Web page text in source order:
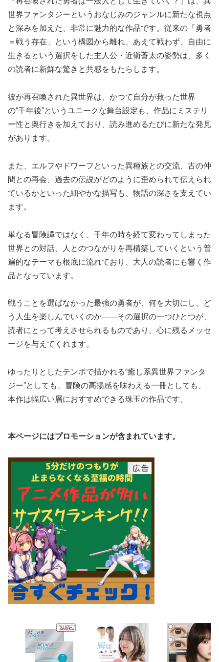
世界ファンタジーというおなじみのジャンルに新たな視点
と深みを加えた、非常に魅力的な作品です。従来の「勇者
＝戦う存在」という構図から離れ、あえて戦わず、自由に
生きるという選択をした主人公・近衛蒼太の姿勢は、多く
の読者に新鮮な驚きと共感をもたらします。
彼が再召喚された異世界は、かつて自分が救った世界
の“千年後”というユニークな舞台設定も、作品にミステリ
ー性と奥行きを加えており、読み進めるたびに新たな発見
があります。
また、エルフやドワーフといった異種族との交流、古の仲
間との再会、過去の伝説がどのように歪められて伝えられ
ているかといった細やかな描写も、物語の深さを支えてい
ます。
単なる冒険譚ではなく、千年の時を経て変わってしまった
世界との対話、人とのつながりを再構築していくという普
遍的なテーマも根底に流れており、大人の読者にも響く作
品となっています。
戦うことを選ばなかった最強の勇者が、何を大切にし、ど
う人生を楽しんでいくのか——その選択の一つひとつが、
読者にとって考えさせられるものであり、心に残るメッセ
ージを与えてくれます。
ゆったりとしたテンポで描かれる“癒し系異世界ファンタ
ジー”としても、冒険の高揚感を味わえる一冊としても、
本作は幅広い層におすすめできる珠玉の作品です。
本ページにはプロモーションが含まれています。